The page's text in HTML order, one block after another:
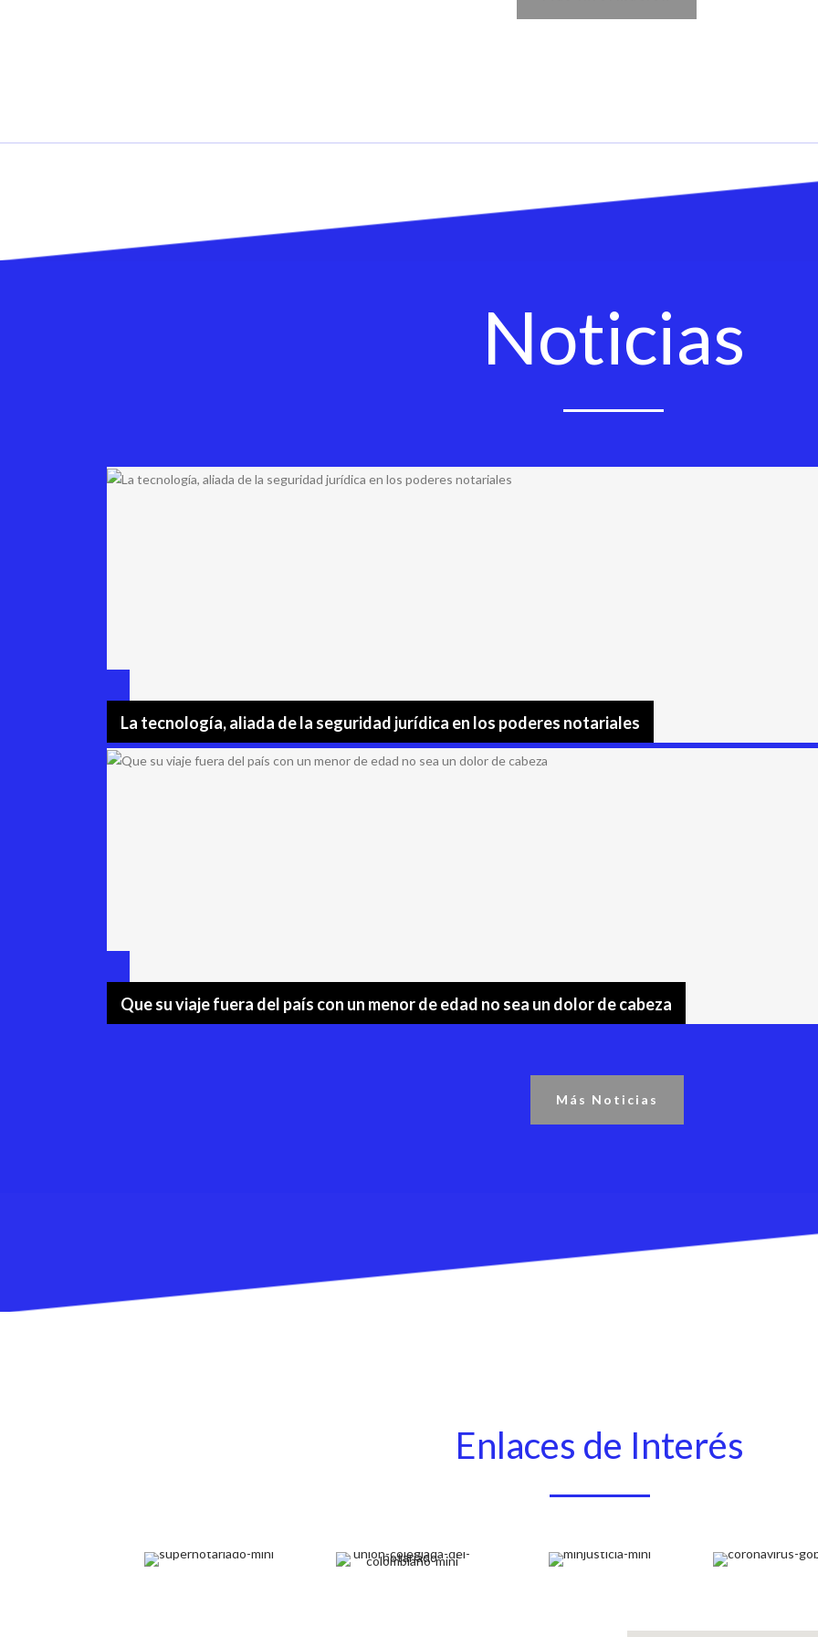
Noticias
La tecnología, aliada de la seguridad jurídica en los poderes notariales
Que su viaje fuera del país con un menor de edad no sea un dolor de cabeza
Más Noticias
Enlaces de Interés